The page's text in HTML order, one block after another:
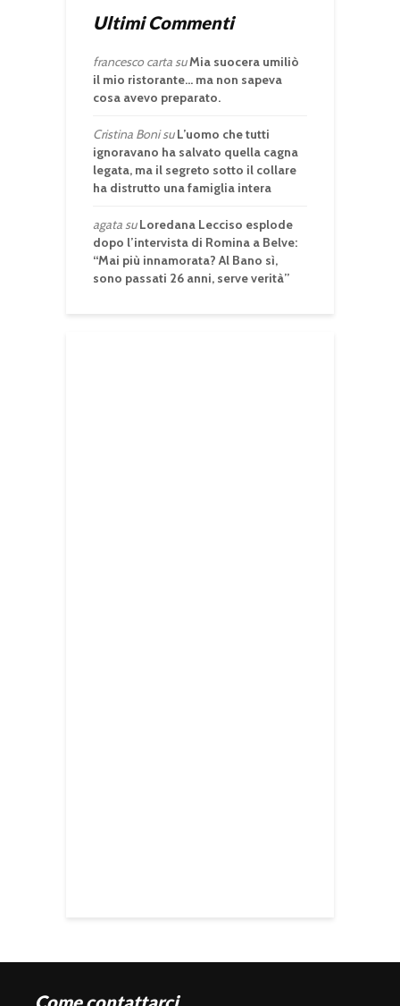
Ultimi Commenti
francesco cartasuMia suocera umiliò
il mio ristorante… ma non sapeva
cosa avevo preparato.
Cristina BonisuL’uomo che tutti
ignoravano ha salvato quella cagna
legata, ma il segreto sotto il collare
ha distrutto una famiglia intera
agatasuLoredana Lecciso esplode
dopo l’intervista di Romina a Belve:
“Mai più innamorata? Al Bano sì,
sono passati 26 anni, serve verità”